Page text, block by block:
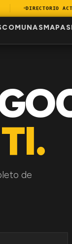
DIRECTORIO
COMUNASMAPA
de